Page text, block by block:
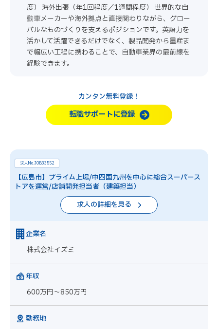
度） 海外出張（年1回程度／1週間程度） 世界的な自
動車メーカーや海外拠点と直接関わりながら、グロー
バルなものづくりを支えるポジションです。英語力を
活かして活躍できるだけでなく、製品開発から量産ま
で幅広い工程に携わることで、自動車業界の最前線を
経験できます。
カンタン無料登録！
転職サポートに登録
求人No.JOB33552
【広島市】プライム上場/中四国九州を中心に総合スーパース
トアを運営/店舗開発担当者（建築担当）
求人の詳細を見る
企業名
株式会社イズミ
年収
600万円～850万円
勤務地